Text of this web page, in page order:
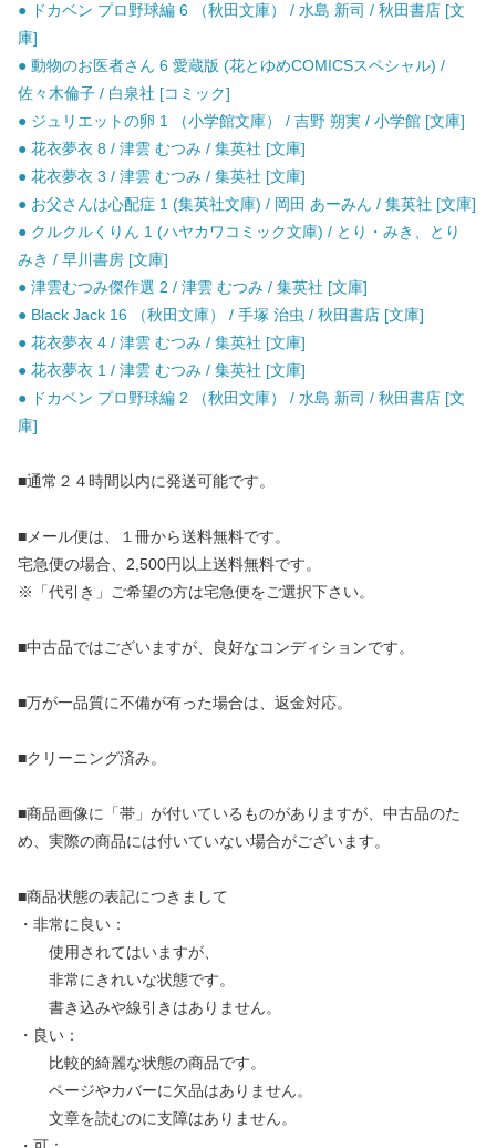
● ドカベン プロ野球編 6 （秋田文庫） / 水島 新司 / 秋田書店 [文
庫]
● 動物のお医者さん 6 愛蔵版 (花とゆめCOMICSスペシャル) /
佐々木倫子 / 白泉社 [コミック]
● ジュリエットの卵 1 （小学館文庫） / 吉野 朔実 / 小学館 [文庫]
● 花衣夢衣 8 / 津雲 むつみ / 集英社 [文庫]
● 花衣夢衣 3 / 津雲 むつみ / 集英社 [文庫]
● お父さんは心配症 1 (集英社文庫) / 岡田 あーみん / 集英社 [文庫]
● クルクルくりん 1 (ハヤカワコミック文庫) / とり・みき、とり
みき / 早川書房 [文庫]
● 津雲むつみ傑作選 2 / 津雲 むつみ / 集英社 [文庫]
● Black Jack 16 （秋田文庫） / 手塚 治虫 / 秋田書店 [文庫]
● 花衣夢衣 4 / 津雲 むつみ / 集英社 [文庫]
● 花衣夢衣 1 / 津雲 むつみ / 集英社 [文庫]
● ドカベン プロ野球編 2 （秋田文庫） / 水島 新司 / 秋田書店 [文
庫]
■通常２４時間以内に発送可能です。
■メール便は、１冊から送料無料です。
宅急便の場合、2,500円以上送料無料です。
※「代引き」ご希望の方は宅急便をご選択下さい。
■中古品ではございますが、良好なコンディションです。
■万が一品質に不備が有った場合は、返金対応。
■クリーニング済み。
■商品画像に「帯」が付いているものがありますが、中古品のた
め、実際の商品には付いていない場合がございます。
■商品状態の表記につきまして
・非常に良い：
使用されてはいますが、
非常にきれいな状態です。
書き込みや線引きはありません。
・良い：
比較的綺麗な状態の商品です。
ページやカバーに欠品はありません。
文章を読むのに支障はありません。